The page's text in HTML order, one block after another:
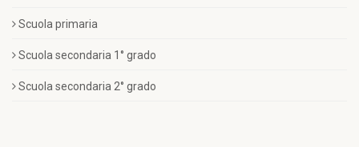
Scuola primaria
Scuola secondaria 1° grado
Scuola secondaria 2° grado